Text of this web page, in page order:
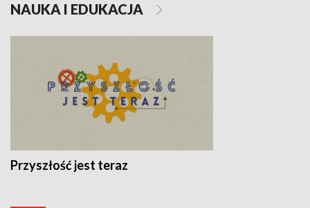
NAUKA I EDUKACJA
Przyszłość jest teraz